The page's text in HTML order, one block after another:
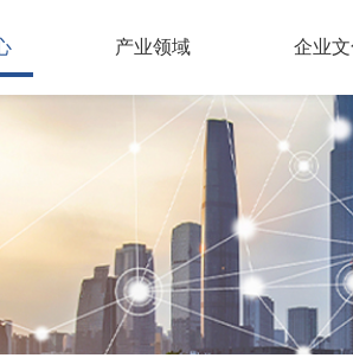
产业领域 企业